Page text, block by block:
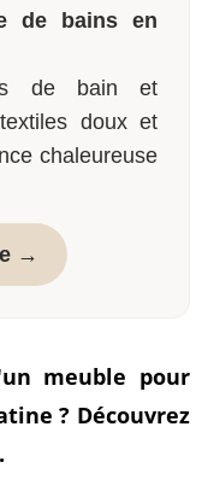
de bains en
de bain et
doux et
chaleureuse
→
meuble pour
? Découvrez